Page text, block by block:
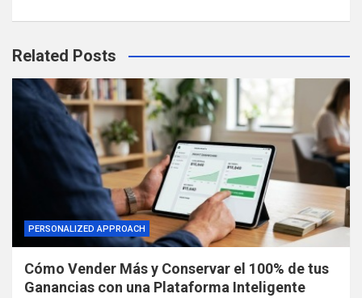
Related Posts
PERSONALIZED APPROACH
Cómo Vender Más y Conservar el 100% de tus
Ganancias con una Plataforma Inteligente